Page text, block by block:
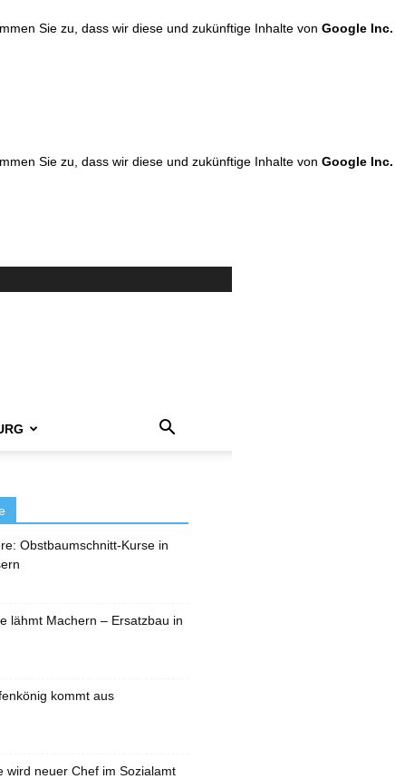
Sie zu, dass wir diese und zukünftige Inhalte von Google Inc.
Sie zu, dass wir diese und zukünftige Inhalte von Google Inc.
Obstbaumschnitt-Kurse in
lähmt Machern – Ersatzbau in
kommt aus
wird neuer Chef im Sozialamt